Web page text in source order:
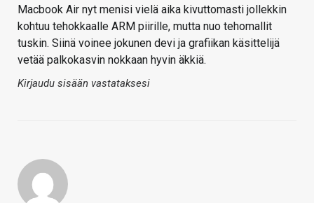
Macbook Air nyt menisi vielä aika kivuttomasti jollekkin
kohtuu tehokkaalle ARM piirille, mutta nuo tehomallit
tuskin. Siinä voinee jokunen devi ja grafiikan käsittelijä
vetää palkokasvin nokkaan hyvin äkkiä.
Kirjaudu sisään vastataksesi